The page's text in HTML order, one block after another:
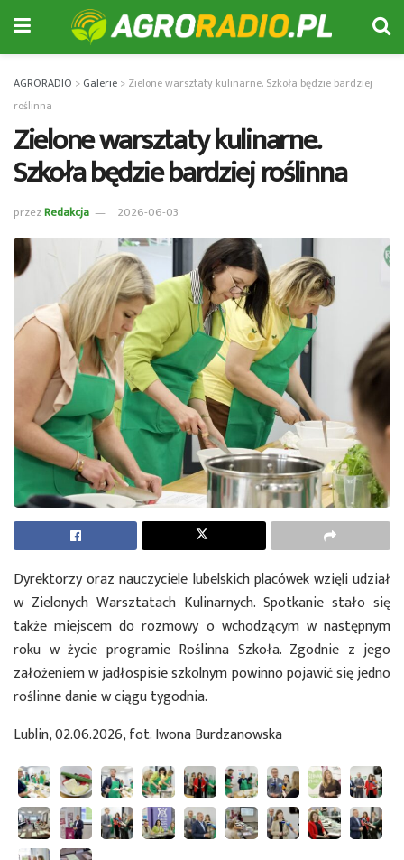
AGRORADIO > Galerie > Zielone warsztaty kulinarne. Szkoła będzie bardziej
roślinna
Zielone warsztaty kulinarne.
Szkoła będzie bardziej roślinna
przezRedakcja 2026-06-03
Dyrektorzy oraz nauczyciele lubelskich placówek wzięli udział
w Zielonych Warsztatach Kulinarnych. Spotkanie stało się
także miejscem do rozmowy o wchodzącym w następnym
roku w życie programie Roślinna Szkoła. Zgodnie z jego
założeniem w jadłospisie szkolnym powinno pojawić się jedno
roślinne danie w ciągu tygodnia.
Lublin, 02.06.2026, fot. Iwona Burdzanowska